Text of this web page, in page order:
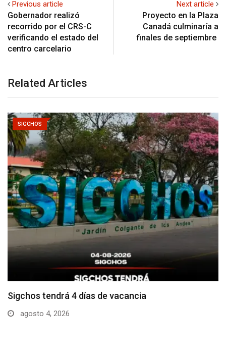
Previous article
Gobernador realizó
recorrido por el CRS-C
verificando el estado del
centro carcelario
Next article
Proyecto en la Plaza
Canadá culminaría a
finales de septiembre
Related Articles
SIGCHOS
Sigchos invertirá cerca de USD 200 mil en…
agosto 3, 2026